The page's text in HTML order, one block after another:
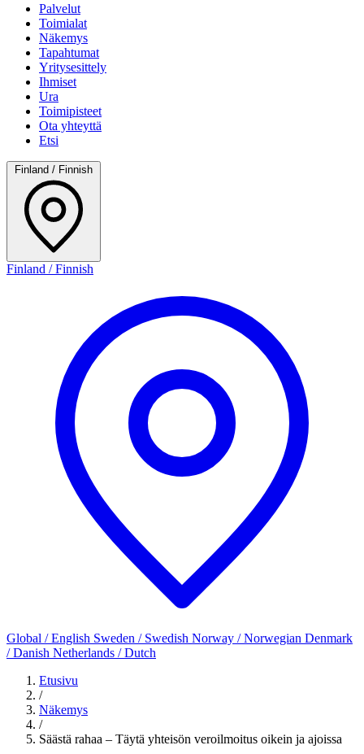
Palvelut
Toimialat
Näkemys
Tapahtumat
Yritysesittely
Ihmiset
Ura
Toimipisteet
Ota yhteyttä
Etsi
Finland / Finnish
Finland / Finnish
Global / English Sweden / Swedish Norway / Norwegian Denmark
/ Danish Netherlands / Dutch
Etusivu
/
Näkemys
/
Säästä rahaa – Täytä yhteisön veroilmoitus oikein ja ajoissa